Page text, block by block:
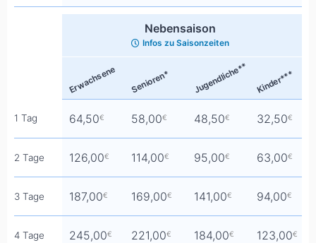
Nebensaison
Infos zu Saisonzeiten
Erwachsene Senioren* Jugendliche** Kinder***
1 Tag 64,50€ 58,00€ 48,50€ 32,50€
2 Tage 126,00€ 114,00€ 95,00€ 63,00€
3 Tage 187,00€ 169,00€ 141,00€ 94,00€
4 Tage 245,00€ 221,00€ 184,00€ 123,00€